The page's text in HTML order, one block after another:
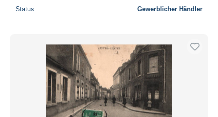
Status Gewerblicher Händler